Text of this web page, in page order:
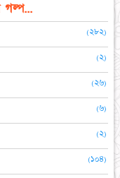
গল্প...
(২৮২)
(২)
(২৬)
(৬)
(২)
(১০৪)